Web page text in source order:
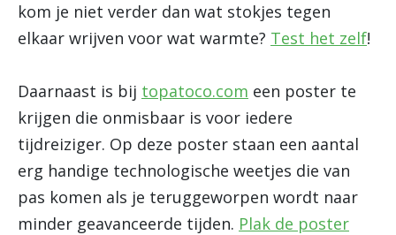
kom je niet verder dan wat stokjes tegen
elkaar wrijven voor wat warmte? Test het zelf!
Daarnaast is bij topatoco.com een poster te
krijgen die onmisbaar is voor iedere
tijdreiziger. Op deze poster staan een aantal
erg handige technologische weetjes die van
pas komen als je teruggeworpen wordt naar
minder geavanceerde tijden. Plak de poster